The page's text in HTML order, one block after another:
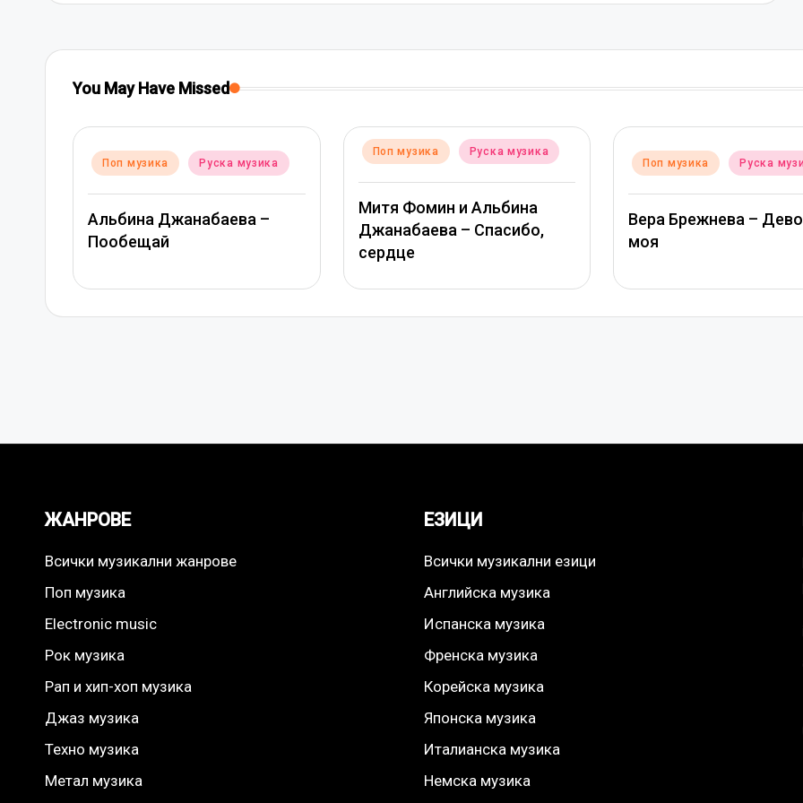
You May Have Missed
Posted
in
Поп музика Руска музика
Митя Фомин и Альбина
Джанабаева – Спасибо,
сердце
Posted
in
Поп музика Руска музика
Вера Брежнева – Девочка
моя
Posted
in
Поп музика Руска
МИХАЙЛОВ – Звезда
глазами солнца
ЖАНРОВЕ
Всички музикални жанрове
Поп музика
Electronic music
Рок музика
Рап и хип-хоп музика
Джаз музика
Техно музика
Метал музика
ЕЗИЦИ
Всички музикални езици
Английска музика
Испанска музика
Френска музика
Корейска музика
Японска музика
Италианска музика
Немска музика